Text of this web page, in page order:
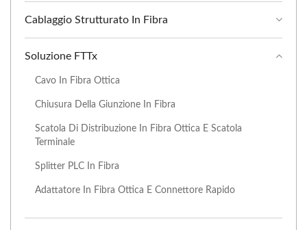
Cablaggio Strutturato In Fibra
Soluzione FTTx
Cavo In Fibra Ottica
Chiusura Della Giunzione In Fibra
Scatola Di Distribuzione In Fibra Ottica E Scatola
Terminale
Splitter PLC In Fibra
Adattatore In Fibra Ottica E Connettore Rapido